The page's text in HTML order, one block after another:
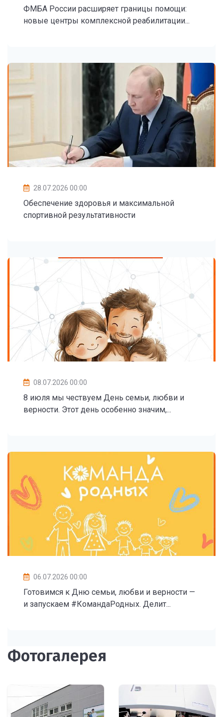
ФМБА России расширяет границы помощи:
новые центры комплексной реабилитации...
28.07.2026 00:00
Обеспечение здоровья и максимальной
спортивной результативности
08.07.2026 00:00
8 июля мы чествуем День семьи, любви и
верности. Этот день особенно значим,...
06.07.2026 00:00
Готовимся к Дню семьи, любви и верности —
и запускаем #КомандаРодных. Делит...
Фотогалерея